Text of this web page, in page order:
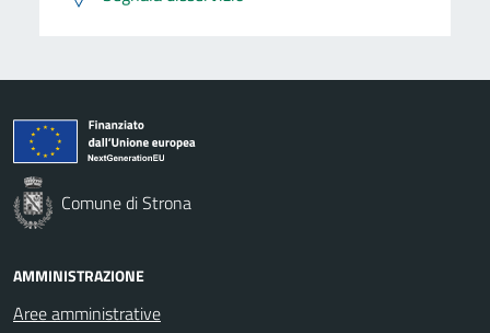
Comune di Strona
AMMINISTRAZIONE
Aree amministrative